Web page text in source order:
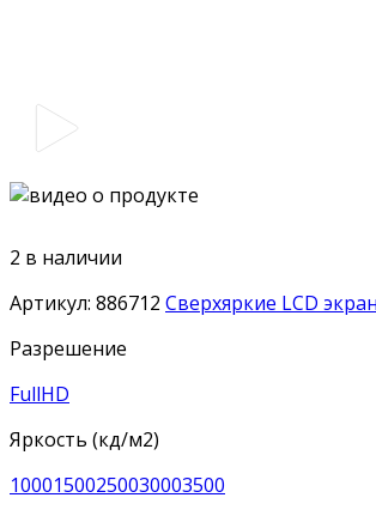
2 в наличии
Артикул: 886712 Сверхяркие LCD
Разрешение
FullHD
Яркость (кд/м2)
10001500250030003500